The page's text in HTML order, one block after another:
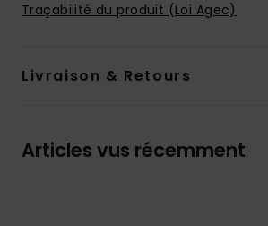
Traçabilité du produit (Loi Agec)
Livraison & Retours
Articles vus récemment